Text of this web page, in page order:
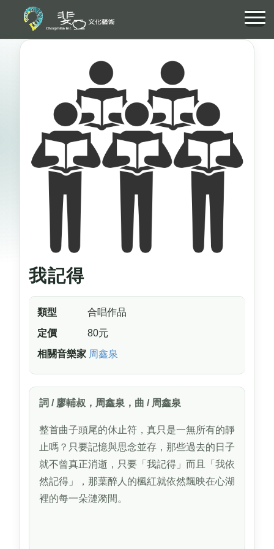
我記得
類型
合唱作品
定價
80元
相關音樂家 周鑫泉
詞 / 廖輔叔，周鑫泉，曲 / 周鑫泉
整首曲子頭尾的休止符，真只是一無所有的靜
止嗎？只要記憶與思念並存，那些過去的日子
就不曾真正消逝，只要「我記得」而且「我依
然記得」，那葉醉人的楓紅就依然飄映在心湖
裡的每一朵漣漪間。